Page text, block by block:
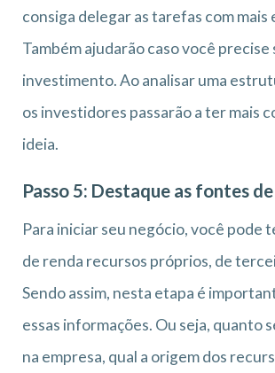
consiga delegar as tarefas com mais
Também ajudarão caso você
investimento. Ao analisar uma
os investidores passarão a ter mais
ideia.
Passo 5: Destaque as fontes
Para iniciar seu negócio, você pode
de renda recursos próprios, de
Sendo assim, nesta etapa é
essas informações. Ou seja, quanto
na empresa, qual a origem dos